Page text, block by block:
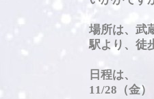
場所は、武
駅より、徒
日程は、
11/28（金）